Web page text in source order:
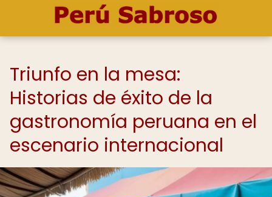
Triunfo en la mesa:
Historias de éxito de la
gastronomía peruana en el
escenario internacional